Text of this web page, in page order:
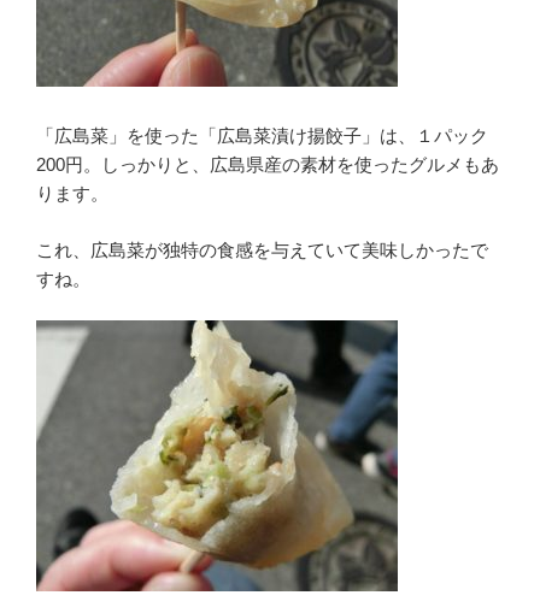
「広島菜」を使った「広島菜漬け揚餃子」は、１パック
200円。しっかりと、広島県産の素材を使ったグルメもあ
ります。
これ、広島菜が独特の食感を与えていて美味しかったで
すね。